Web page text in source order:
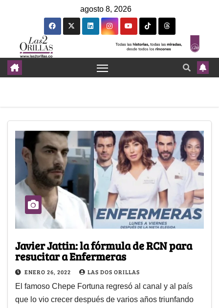
agosto 8, 2026
Javier Jattin: la fórmula de RCN para
resucitar a Enfermeras
ENERO 26, 2022 LAS DOS ORILLAS
El famoso Chepe Fortuna regresó al canal y al país
que lo vio crecer después de varios años triunfando